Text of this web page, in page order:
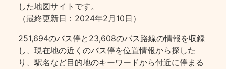
した地図サイトです。
（最終更新日：2024年2月10日）
251,694のバス停と23,608のバス路線の情報を収録
し、現在地の近くのバス停を位置情報から探した
り、駅名など目的地のキーワードから付近に停まる